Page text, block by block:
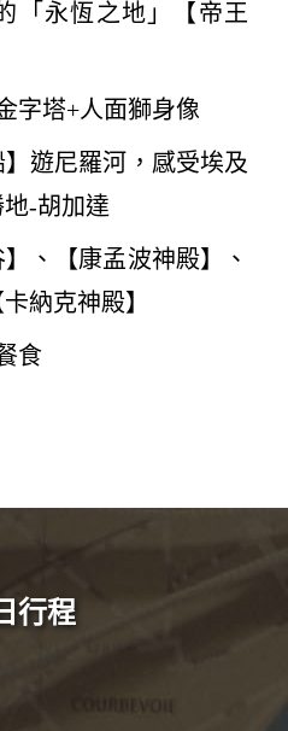
「永恆之地」【帝王
字塔+人面獅身像
遊尼羅河，感受埃及
-胡加達
、【康孟波神殿】、
納克神殿】
食
行程